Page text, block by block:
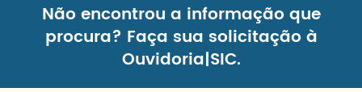
Não encontrou a informação que
procura? Faça sua solicitação à
Ouvidoria|SIC.